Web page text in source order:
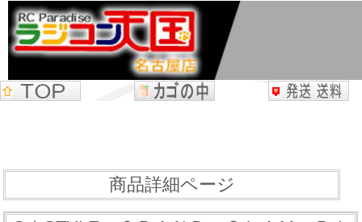
商品詳細ページ